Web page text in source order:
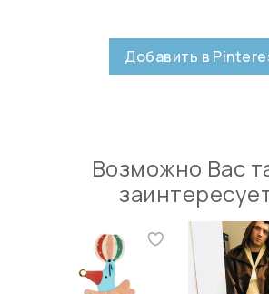
Добавить в
Возможно Вас